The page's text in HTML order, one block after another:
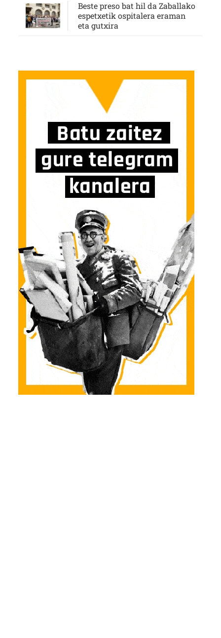
Beste preso bat hil da Zaballako
espetxetik ospitalera eraman
eta gutxira